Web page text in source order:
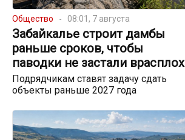
Общество 08:01, 7 августа
Забайкалье строит дамбы
раньше сроков, чтобы
паводки не застали врасплох
Подрядчикам ставят задачу сдать
объекты раньше 2027 года